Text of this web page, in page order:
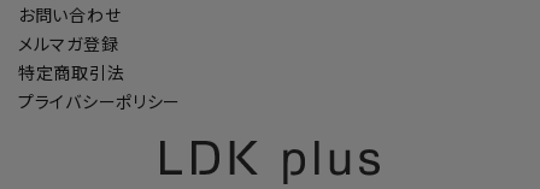
お問い合わせ
メルマガ登録
特定商取引法
プライバシーポリシー